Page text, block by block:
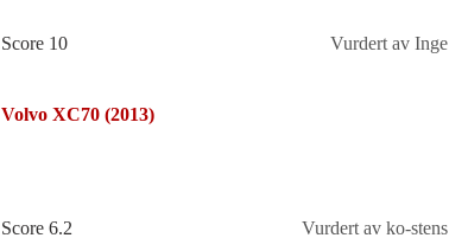
Score 10 Vurdert av Inge
Volvo XC70 (2013)
Score 6.2 Vurdert av ko-stens